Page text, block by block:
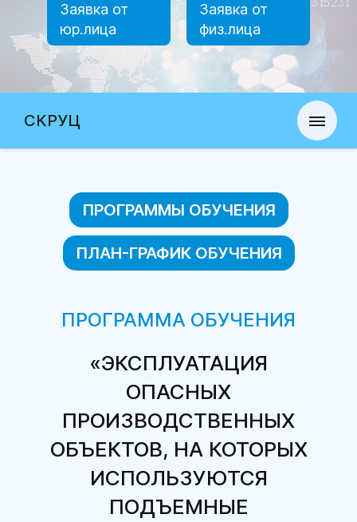
Заявка от
юр.лица
Заявка от
физ.лица
СКРУЦ
ПРОГРАММЫ ОБУЧЕНИЯ
ПЛАН-ГРАФИК ОБУЧЕНИЯ
ПРОГРАММА ОБУЧЕНИЯ
«ЭКСПЛУАТАЦИЯ
ОПАСНЫХ
ПРОИЗВОДСТВЕННЫХ
ОБЪЕКТОВ, НА КОТОРЫХ
ИСПОЛЬЗУЮТСЯ
ПОДЪЕМНЫЕ